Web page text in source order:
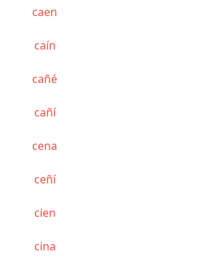
caen
caín
cañé
cañí
cena
ceñí
cien
cina